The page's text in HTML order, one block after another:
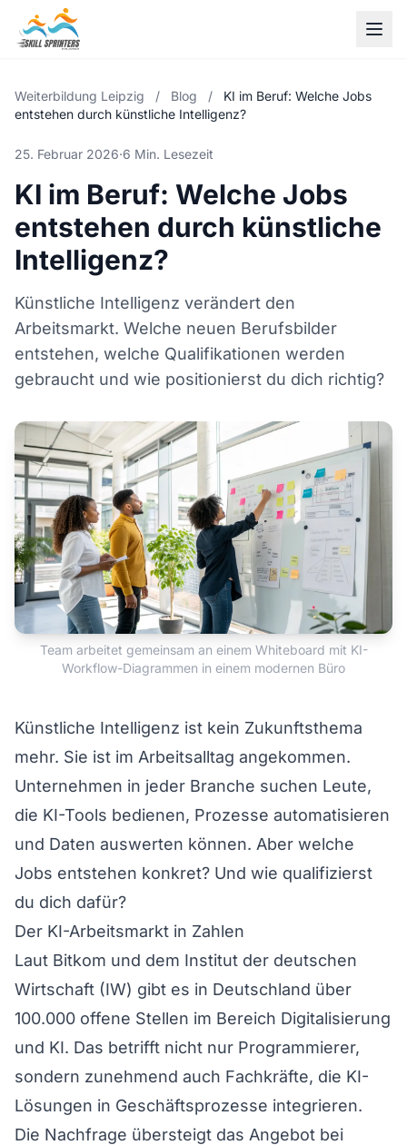
Weiterbildung Leipzig / Blog /
KI im Beruf: Welche Jobs
entstehen durch künstliche Intelligenz?
25. Februar 2026·6 Min. Lesezeit
KI im Beruf: Welche Jobs
entstehen durch künstliche
Intelligenz?
Künstliche Intelligenz verändert den
Arbeitsmarkt. Welche neuen Berufsbilder
entstehen, welche Qualifikationen werden
gebraucht und wie positionierst du dich richtig?
Team arbeitet gemeinsam an einem Whiteboard mit KI-
Workflow-Diagrammen in einem modernen Büro
Künstliche Intelligenz ist kein Zukunftsthema
mehr. Sie ist im Arbeitsalltag angekommen.
Unternehmen in jeder Branche suchen Leute,
die KI-Tools bedienen, Prozesse automatisieren
und Daten auswerten können. Aber welche
Jobs entstehen konkret? Und wie qualifizierst
du dich dafür?
Der KI-Arbeitsmarkt in Zahlen
Laut Bitkom und dem Institut der deutschen
Wirtschaft (IW) gibt es in Deutschland über
100.000 offene Stellen im Bereich Digitalisierung
und KI. Das betrifft nicht nur Programmierer,
sondern zunehmend auch Fachkräfte, die KI-
Lösungen in Geschäftsprozesse integrieren.
Die Nachfrage übersteigt das Angebot bei